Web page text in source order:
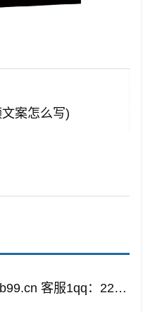
案怎么写)
自助下单平台：www.tulingwb99.cn 客服1qq：2221028208 客服2qq：2221028208